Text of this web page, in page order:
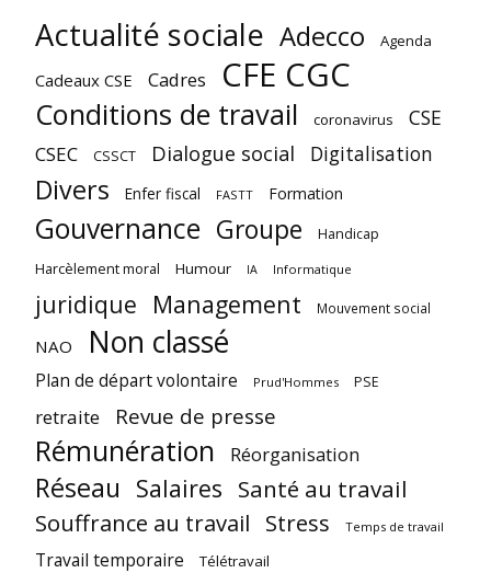
Actualité sociale Adecco Agenda
Cadeaux CSE Cadres CFE CGC
Conditions de travail coronavirus CSE
CSEC CSSCT Dialogue social Digitalisation
Divers Enfer fiscal FASTT Formation
Gouvernance Groupe Handicap
Harcèlement moral Humour IA Informatique
juridique Management Mouvement social
NAO Non classé
Plan de départ volontaire Prud'Hommes PSE
retraite Revue de presse
Rémunération Réorganisation
Réseau Salaires Santé au travail
Souffrance au travail Stress Temps de travail
Travail temporaire Télétravail